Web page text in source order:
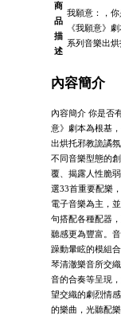
商
品
描
述
我願意：，
《我願意》
系列音樂出
內容簡介
內容簡介 你是否
意》劇本為根基
出烘托邪教詭譎
不同音樂型態的
覆、揭露人性脆
選33首重要配樂
電子音樂為主，
句搭配各種配器
聽感更為豐富。
躁動暈眩的模組
琴清澈樂音所交
音的合奏等呈現
望交織的劇烈情
的樂曲，光聽配